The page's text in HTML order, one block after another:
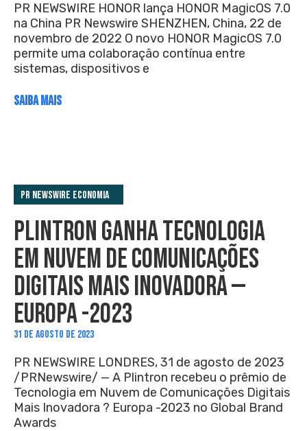
PR NEWSWIRE HONOR lança HONOR MagicOS 7.0
na China PR Newswire SHENZHEN, China, 22 de
novembro de 2022 O novo HONOR MagicOS 7.0
permite uma colaboração contínua entre
sistemas, dispositivos e
SAIBA MAIS
PR Newswire Economia
PLINTRON GANHA TECNOLOGIA
EM NUVEM DE COMUNICAÇÕES
DIGITAIS MAIS INOVADORA —
EUROPA -2023
31 DE AGOSTO DE 2023
PR NEWSWIRE LONDRES, 31 de agosto de 2023
/PRNewswire/ — A Plintron recebeu o prêmio de
Tecnologia em Nuvem de Comunicações Digitais
Mais Inovadora ? Europa -2023 no Global Brand
Awards